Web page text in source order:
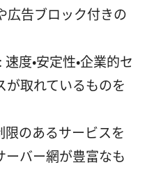
広告ブロック付きの
度・安定性・企業的セ
が取れているものを
限のあるサービスを
ーバー網が豊富なも